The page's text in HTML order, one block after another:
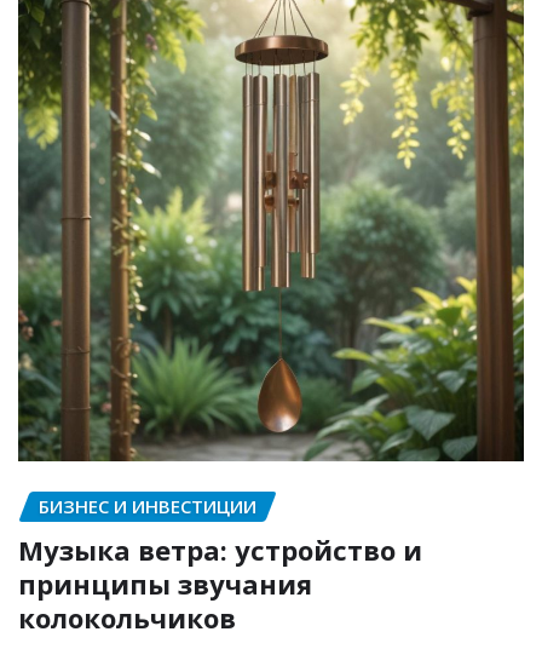
БИЗНЕС И ИНВЕСТИЦИИ
Музыка ветра: устройство и
принципы звучания
колокольчиков